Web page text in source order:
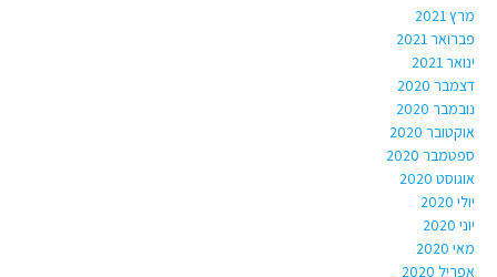
מרץ 2021
פברואר 2021
ינואר 2021
דצמבר 2020
נובמבר 2020
אוקטובר 2020
ספטמבר 2020
אוגוסט 2020
יולי 2020
יוני 2020
מאי 2020
אפריל 2020